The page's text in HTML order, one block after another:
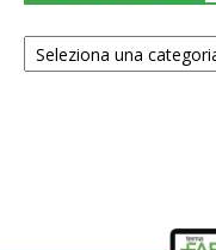
Scegli
una